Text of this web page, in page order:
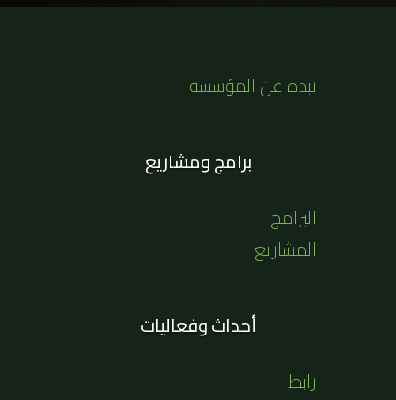
نبذة عن المؤسسة
برامج ومشاريع
البرامج
المشاريع
أحداث وفعاليات
رابط